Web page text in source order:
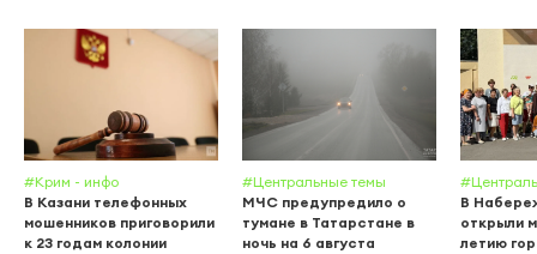
#Крим - инфо
В Казани телефонных
мошенников приговорили
к 23 годам колонии
#Центральные темы
МЧС предупредило о
тумане в Татарстане в
ночь на 6 августа
В
открыли
летию